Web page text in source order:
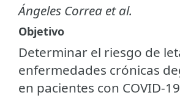
Ángeles Correa et al.
Objetivo
Determinar el riesgo de
enfermedades crónicas
en pacientes con COVID-